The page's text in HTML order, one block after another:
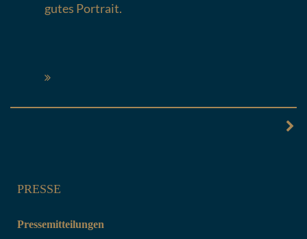
gutes Portrait.
PRESSE
Pressemitteilungen